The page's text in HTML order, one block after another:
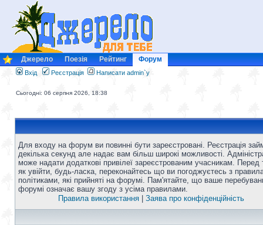
Джерело Поезія Рейтинг Форум
Вхід Реєстрація Написати admin`у
Сьогодні: 06 серпня 2026, 18:38
Для входу на форум ви повинні бути зареєстровані. Реєстрація
декілька секунд але надає вам більш широкі можливості.
може надати додаткові привілеї зареєстрованим учасникам. Перед
як увійти, будь-ласка, переконайтесь що ви погоджуєтесь з
політиками, які прийняті на форумі. Пам'ятайте, що ваше
форумі означає вашу згоду з усіма правилами.
Правила використання
Заява про конфіденційність